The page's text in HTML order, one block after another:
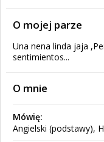
O mojej parze
Una nena linda jaja
sentimientos...
O mnie
Mówię:
Angielski (podstawy),